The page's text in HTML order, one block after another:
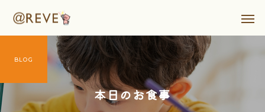
本日のお食事
BLOG